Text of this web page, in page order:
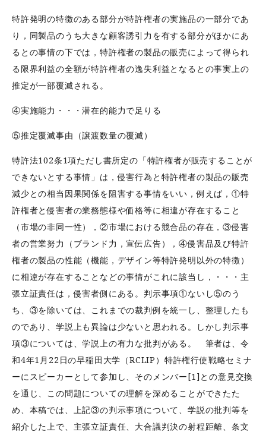
特許発明の特徴のある部分が特許権者の実施品の一部分であ
り，同製品のうち大きな顧客誘引力を有する部分がほかにあ
るとの事情の下では，特許権者の製品の販売によって得られ
る限界利益の全額が特許権者の逸失利益となるとの事実上の
推定が一部覆滅される。
④実施能力・・・潜在的能力で足りる
⑤推定覆滅事由（譲渡数量の覆滅）
特許法102条1項ただし書所定の「特許権者が販売することが
できないとする事情」は，侵害行為と特許権者の製品の販売
減少との相当因果関係を阻害する事情をいい，例えば，①特
許権者と侵害者の業務態様や価格等に相違が存在すること
（市場の非同一性），②市場における競合品の存在，③侵害
者の営業努力（ブランド力，宣伝広告），④侵害品及び特許
権者の製品の性能（機能，デザイン等特許発明以外の特徴）
に相違が存在することなどの事情がこれに該当し，・・・主
張立証責任は，侵害者側にある。判示事項①ないし⑤のう
ち、③を除いては、これまでの裁判例を統一し、整理したも
のであり、学説上も異論は少ないと思われる。しかし判示事
項③については、学説上の有力な批判がある。 筆者は、令
和4年1月22日の早稲田大学（RCLIP）特許権行使戦略セミナ
ーにスピーカーとして参加し、そのメンバー[1]との意見交換
を通じ、この問題についての理解を深めることができたた
め、本稿では、上記③の判示事項について、学説の批判等を
紹介した上で、主張立証責任、大合議判決の射程距離、条文